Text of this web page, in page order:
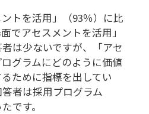
ントを活用」（93％）に比
でアセスメントを活用」
者は少ないですが、「アセ
グラムにどのように価値
ために指標を出してい
者は採用プログラム
です。